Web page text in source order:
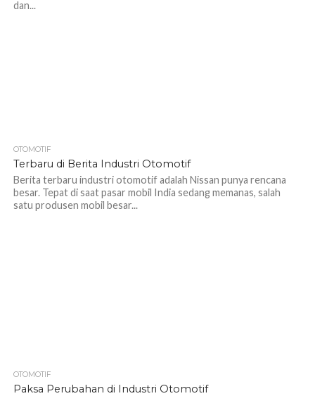
dan...
OTOMOTIF
Terbaru di Berita Industri Otomotif
Berita terbaru industri otomotif adalah Nissan punya rencana
besar. Tepat di saat pasar mobil India sedang memanas, salah
satu produsen mobil besar...
OTOMOTIF
Paksa Perubahan di Industri Otomotif